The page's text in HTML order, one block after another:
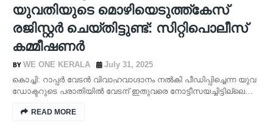
യുവതിയുടെ മൊഴിയെടുത്ത്കേസ്
രജിസ്റ്റർ ചെയ്തിട്ടുണ്ട്: സിറ്റിപൊലീസ്
കമ്മീഷണർ
WE ONE KERALA
July 31, 2025
കൊച്ചി: റാപ്പര്‍ വേടന്‍ വിവാഹവാഗ്ദാനം നല്‍കി പീഡിപ്പിച്ചെന്ന യുവ
ഡോക്ടറുടെ പരാതിയില്‍ വേടന് ഇതുവരെ നോട്ടീസയച്ചിട്ടില്ലെ…
READ MORE